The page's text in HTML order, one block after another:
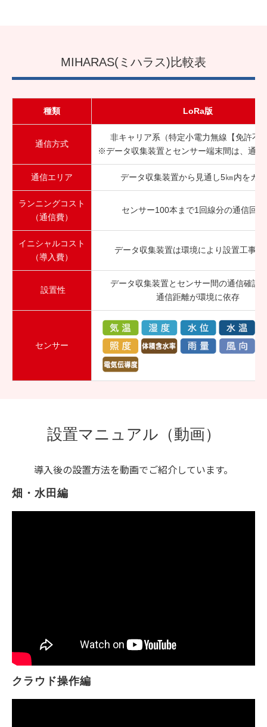
MIHARAS(ミハラス)比較表
種類 LoRa版
通信方式
非キャリア系（特定小電力無線【免許不
※データ収集装置とセンサー端末間は、通
通信エリア データ収集装置から見通し5㎞内をカ
ランニングコスト
（通信費）
センサー100本まで1回線分の通信回
イニシャルコスト
（導入費）
データ収集装置は環境により設置工事が
設置性
データ収集装置とセンサー間の通信確認
通信距離が環境に依存
センサー
設置マニュアル（動画）
導入後の設置方法を動画でご紹介しています。
畑・水田編
クラウド操作編